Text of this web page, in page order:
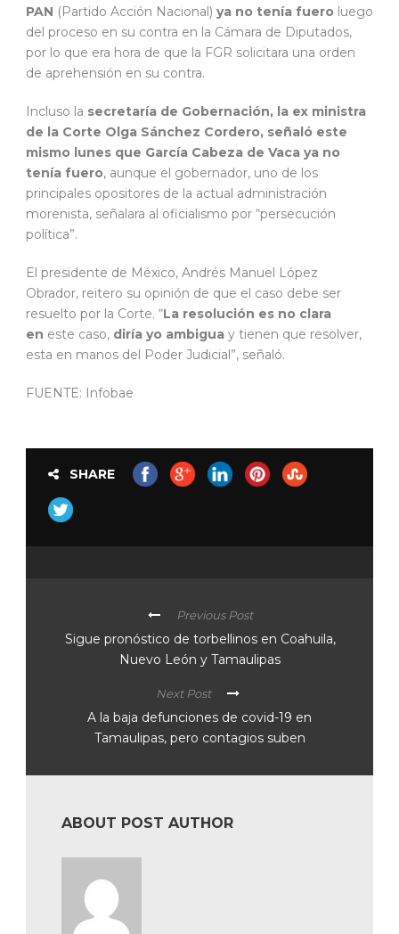
PAN (Partido Acción Nacional) ya no tenía fuero luego
del proceso en su contra en la Cámara de Diputados,
por lo que era hora de que la FGR solicitara una orden
de aprehensión en su contra.
Incluso la secretaría de Gobernación, la ex ministra
de la Corte Olga Sánchez Cordero, señaló este
mismo lunes que García Cabeza de Vaca ya no
tenía fuero, aunque el gobernador, uno de los
principales opositores de la actual administración
morenista, señalara al oficialismo por “persecución
política”.
El presidente de México, Andrés Manuel López
Obrador, reitero su opinión de que el caso debe ser
resuelto por la Corte. “La resolución es no clara
en este caso, diría yo ambigua y tienen que resolver,
esta en manos del Poder Judicial”, señaló.
FUENTE: Infobae
SHARE
Previous Post
Sigue pronóstico de torbellinos en Coahuila,
Nuevo León y Tamaulipas
Next Post
A la baja defunciones de covid-19 en
Tamaulipas, pero contagios suben
ABOUT POST AUTHOR